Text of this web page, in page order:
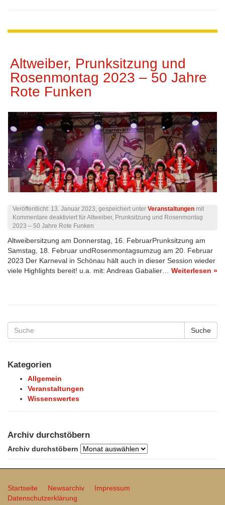
Altweiber, Prunksitzung und
Rosenmontag 2023 – 50 Jahre
Rote Funken
Veröffentlicht: 13. Januar 2023, gespeichert unter Veranstaltungen mit
Kommentare deaktiviert für Altweiber, Prunksitzung und Rosenmontag
2023 – 50 Jahre Rote Funken
Altweibersitzung am Donnerstag, 16. FebruarPrunksitzung am
Samstag, 18. Februar undRosenmontagsumzug am 20. Februar
2023 Der Karneval in Schönau hält auch in dieser Session wieder
viele Highlights bereit! u.a. mit: Andreas Gabalier… Weiterlesen »
Suche
Kategorien
Allgemein
Veranstaltungen
Wissenswertes
Archiv durchstöbern
Archiv durchstöbern
Startseite Newsarchiv
Impressum
Datenschutzerklärung